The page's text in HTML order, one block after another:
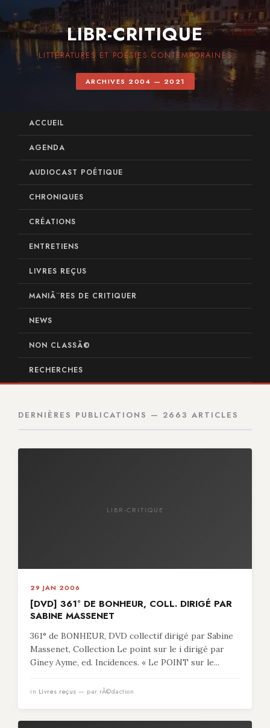
LIBR-CRITIQUE
LITTÉRATURES ET POÉSIES CONTEMPORAINES
ARCHIVES 2004 — 2021
ACCUEIL
AGENDA
AUDIOCAST POÉTIQUE
CHRONIQUES
CRÉATIONS
ENTRETIENS
LIVRES REÇUS
MANIÃ¨RES DE CRITIQUER
NEWS
NON CLASSÃ©
RECHERCHES
DERNIÈRES PUBLICATIONS — 2663 ARTICLES
LIBR-CRITIQUE
29 JAN 2006
[DVD] 361° DE BONHEUR, COLL. DIRIGÉ PAR
SABINE MASSENET
361° de BONHEUR, DVD collectif dirigé par Sabine
Massenet, Collection Le point sur le i dirigé par
Giney Ayme, ed. Incidences. « Le POINT sur le...
in Livres reçus — par rÃ©daction